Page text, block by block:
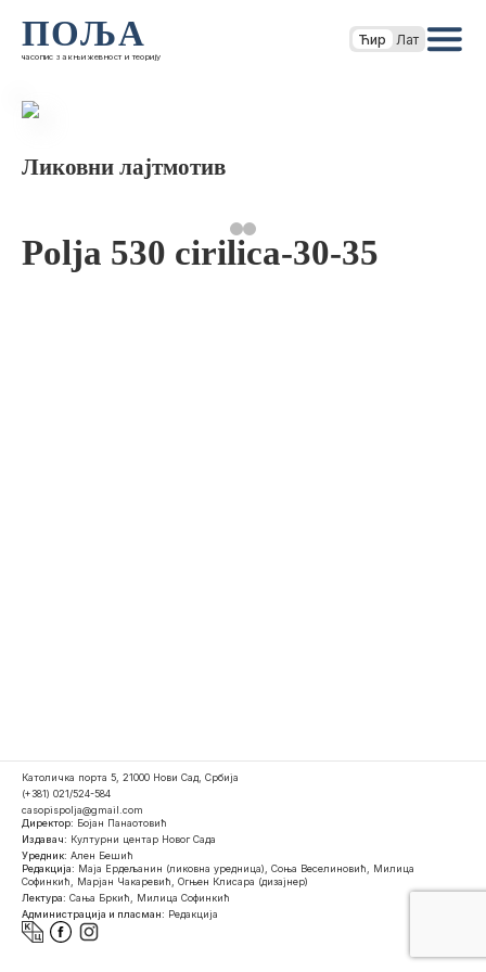
ПОЉА
часопис за књижевност и теорију
Ћир Лат
Ликовни лајтмотив
Polja 530 cirilica-30-35
Католичка порта 5, 21000 Нови Сад, Србија
(+381) 021/524-584
casopispolja@gmail.com
Директор: Бојан Панаотовић
Издавач: Културни центар Новог Сада
Уредник: Ален Бешић
Редакција: Маја Ердељанин (ликовна уредница), Соња Веселиновић, Милица
Софинкић, Марјан Чакаревић, Огњен Клисара (дизајнер)
Лектура: Сања Бркић, Милица Софинкић
Администрација и пласман: Редакција